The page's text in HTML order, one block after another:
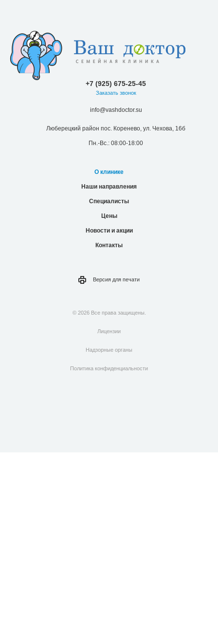
+7 (925) 675-25-45
Заказать звонок
info@vashdoctor.su
Люберецкий район пос. Коренево, ул. Чехова, 16б
Пн.-Вс.: 08:00-18:00
О клинике
Наши направления
Специалисты
Цены
Новости и акции
Контакты
Версия для печати
© 2026 Все права защищены.
Лицензии
Надзорные органы
Политика конфиденциальности